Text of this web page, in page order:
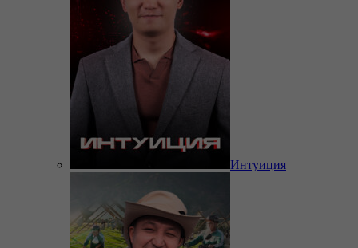
Интуиция